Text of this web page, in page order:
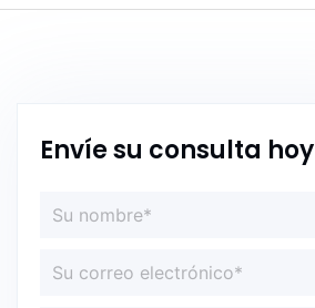
Envíe su consulta hoy